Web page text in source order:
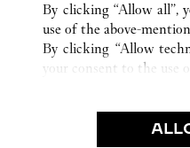
OUR COMPANY
CAREERS
By clicking “Allow all”,
use of the above-
By clicking “Allow
your consent to the use